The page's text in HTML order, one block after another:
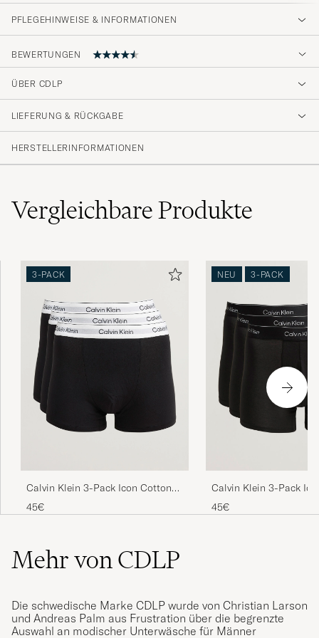
PFLEGEHINWEISE & INFORMATIONEN
BEWERTUNGEN
Tyckte dom var små i storlek men säkert hög
kvalitet
ÜBER CDLP
LIEFERUNG & RÜCKGABE
HERSTELLERINFORMATIONEN
VergleichbareProdukte
3-PACK
Calvin Klein 3-Pack Icon Cotton
Stretch Relaxed Trunk Black
45€
NEU 3-PACK
Calvin Klein 3-Pack
Stretch Boxer Brief
45€
Mehr von CDLP
Die schwedische Marke CDLP wurde von Christian Larson
und Andreas Palm aus Frustration über die begrenzte
Auswahl an modischer Unterwäsche für Männer